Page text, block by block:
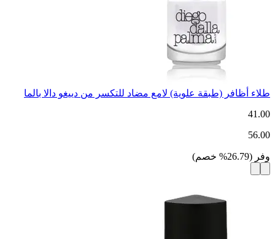
طلاء أظافر (طبقة علوية) لامع مضاد للتكسر من دييغو دالا بالما
41.00
56.00
وفر (
26.79
% خصم)